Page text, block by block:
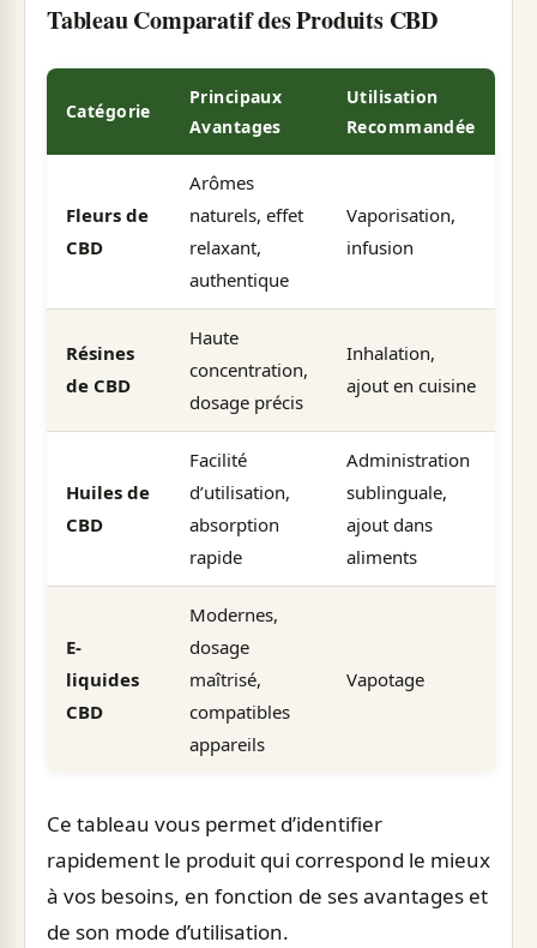
Tableau Comparatif des Produits CBD
Catégorie
Principaux
Avantages
Utilisation
Recommandée
Fleurs de
CBD
Arômes
naturels, effet
relaxant,
authentique
Vaporisation,
infusion
Résines
de CBD
Haute
concentration,
dosage précis
Inhalation,
ajout en cuisine
Huiles de
CBD
Facilité
d’utilisation,
absorption
rapide
Administration
sublinguale,
ajout dans
aliments
E-
liquides
CBD
Modernes,
dosage
maîtrisé,
compatibles
appareils
Vapotage
Ce tableau vous permet d’identifier
rapidement le produit qui correspond le mieux
à vos besoins, en fonction de ses avantages et
de son mode d’utilisation.